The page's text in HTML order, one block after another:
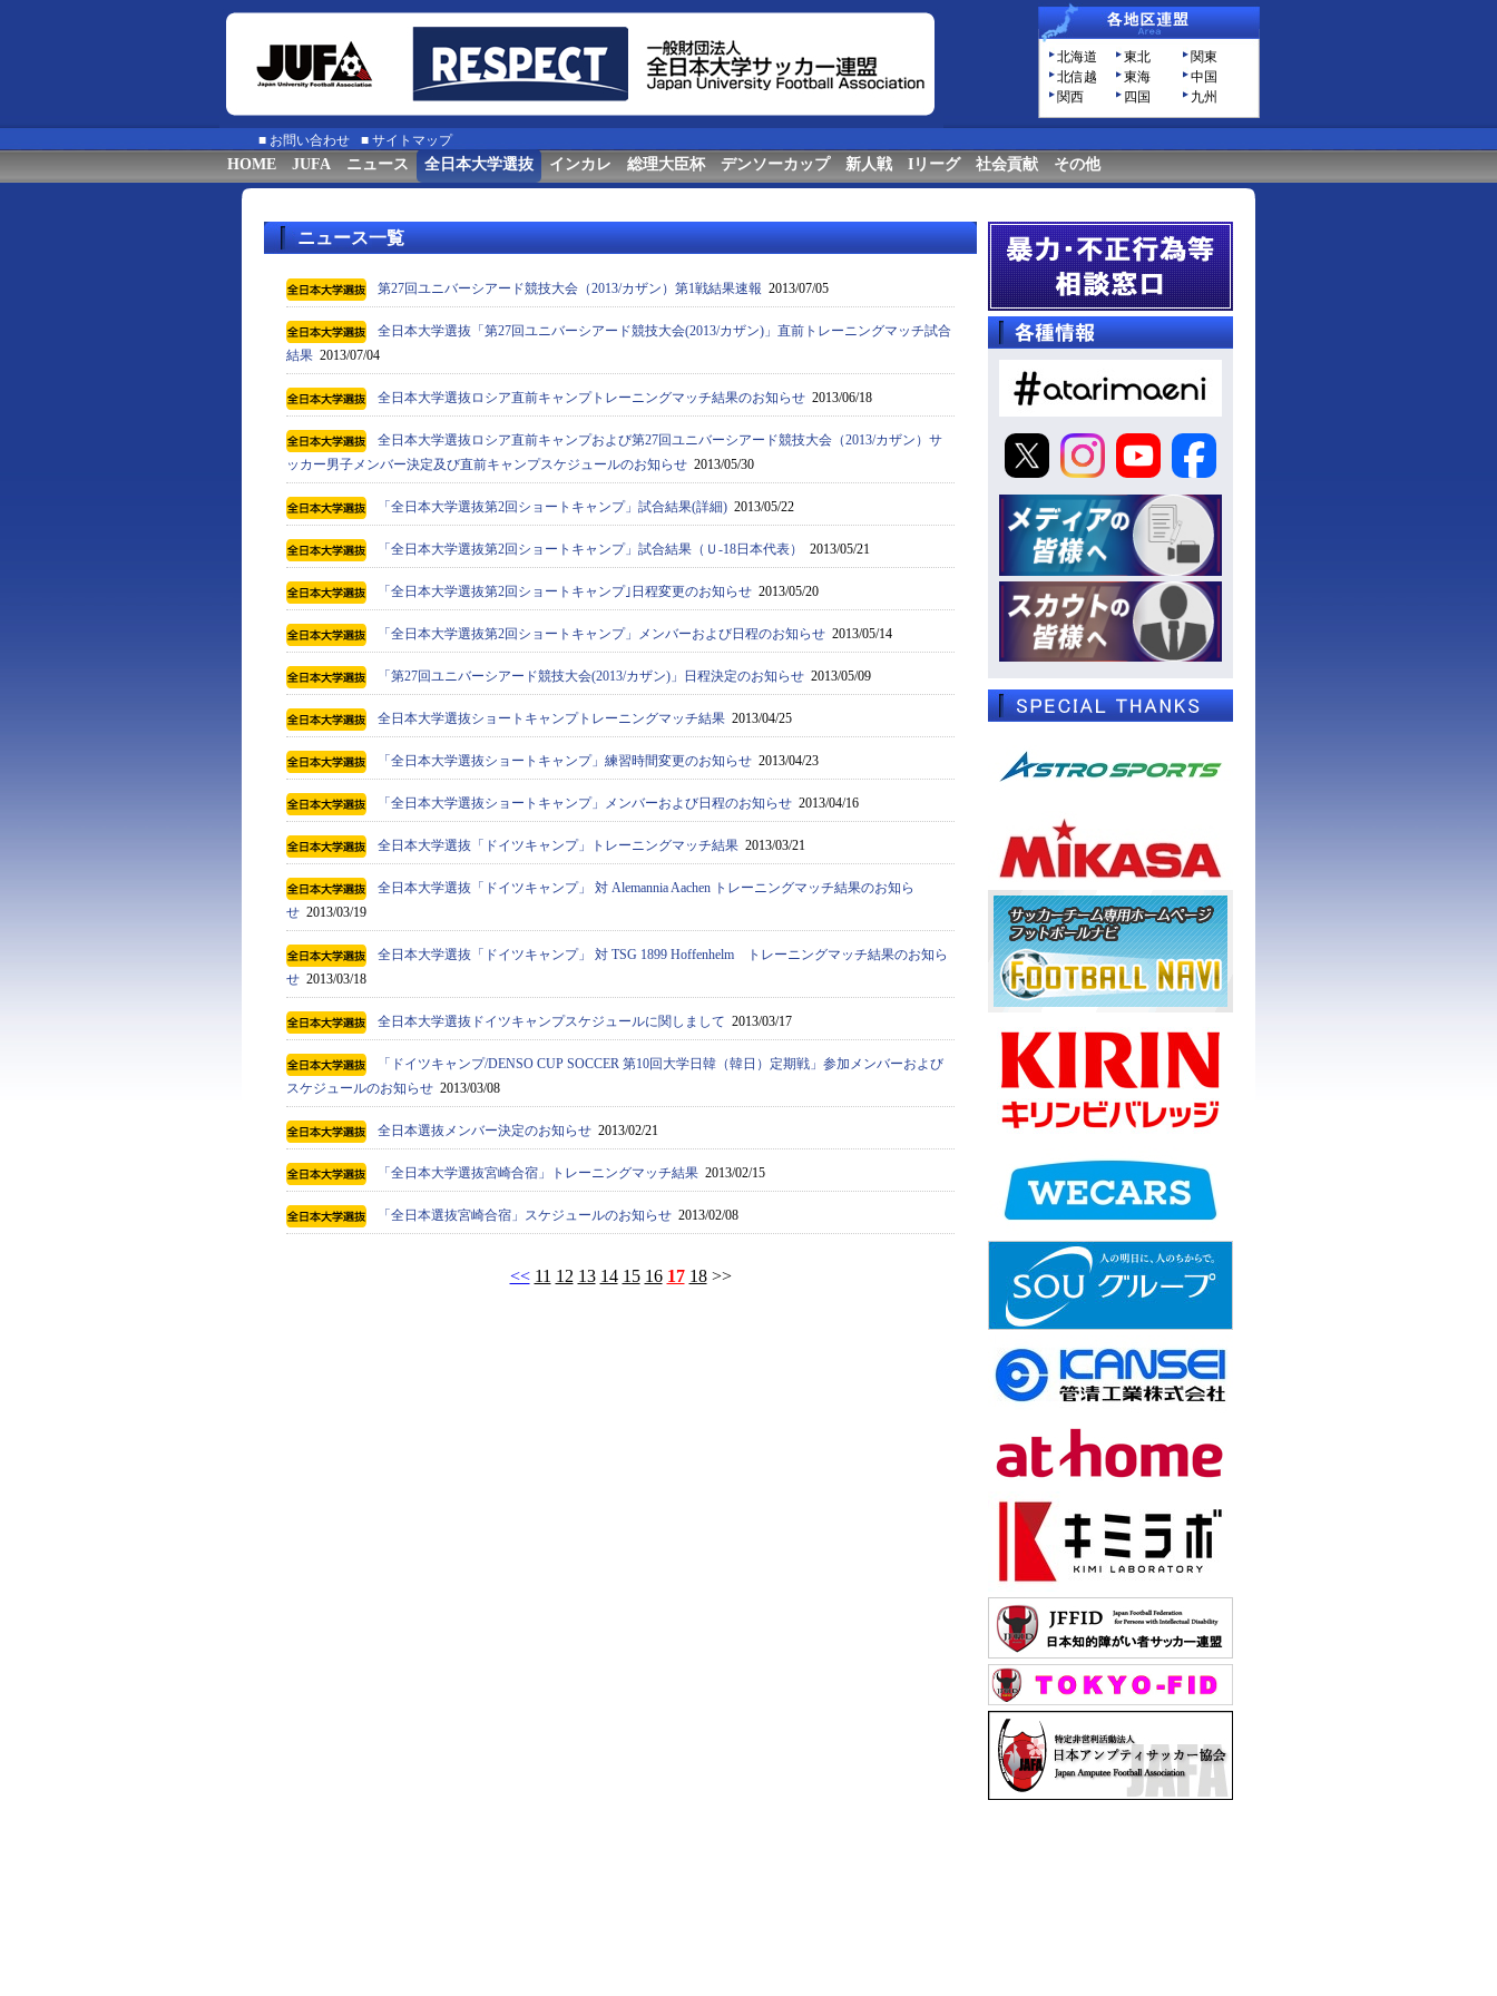
北海道 東北
関東
北信越
東海
中国
関西
四国 九州
■ お問い合わせ ■ サイトマップ
HOME JUFA ニュース 全日本大学選抜 インカレ 総理大臣杯 デンソーカップ 新人戦 Iリーグ 社会貢献 その他
ニュース一覧
第27回ユニバーシアード競技大会（2013/カザン）第1戦結果速報 2013/07/05
全日本大学選抜「第27回ユニバーシアード競技大会(2013/カザン)」直前トレーニングマッチ試合
結果 2013/07/04
全日本大学選抜ロシア​直前キャンプトレーニ​ングマッチ結果のお知​らせ 2013/06/18
全日本大学選抜ロシア直前キャンプおよび第27回ユニバーシアード競技大会（2013/カザン）サ
ッカー男子メンバー決定及び直前キャンプスケジュールのお知らせ 2013/05/30
「全日本大学選抜第2回ショートキャンプ」試合結果(詳細) 2013/05/22
「全日本大学選抜第2回ショートキャンプ」試合結果（Ｕ‐18日本代表） 2013/05/21
「全日本大学選抜第2回ショートキャンプ｣日程変更のお知らせ 2013/05/20
「全日本大学選抜第2回ショートキャンプ」メンバーおよび日程のお知らせ 2013/05/14
「第27回ユニバーシアード競技大会(2013/カザン)」日程決定のお知らせ 2013/05/09
全日本大学選抜ショートキャンプトレーニングマッチ結果 2013/04/25
「全日本大学選抜ショートキャンプ」練習時間変更のお知らせ 2013/04/23
「全日本大学選抜ショートキャンプ」メンバーおよび日程のお知らせ 2013/04/16
全日本大学選抜「ドイツキャンプ」トレーニングマッチ結果 2013/03/21
全日本大学選抜「ドイツキャンプ」 対 Alemannia Aachen トレーニングマッチ結果のお知ら
せ 2013/03/19
全日本大学選抜「ドイツキャンプ」 対 TSG 1899 Hoffenhelm トレーニングマッチ結果のお知ら
せ 2013/03/18
全日本大学選抜ドイツキャンプスケジュールに関しまして 2013/03/17
「ドイツキャンプ/DENSO CUP SOCCER 第10回大学日韓（韓日）定期戦」参加メンバーおよび
スケジュールのお知らせ 2013/03/08
全日本選抜メンバー決定のお知らせ 2013/02/21
「全日本大学選抜宮崎合宿」トレーニングマッチ結果 2013/02/15
「全日本選抜宮崎合宿」スケジュールのお知らせ 2013/02/08
<< 11 12 13 14 15 16 17 18>>